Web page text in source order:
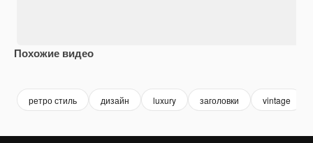
Похожие видео
ретро стиль дизайн luxury заголовки vintage